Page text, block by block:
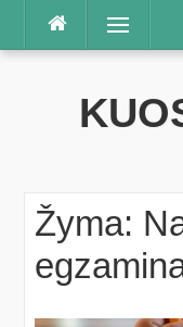
Praleisti
Meniu
Žyma: